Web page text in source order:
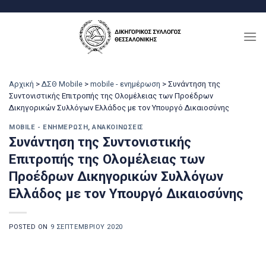
Αρχική > ΔΣΘ Mobile > mobile - ενημέρωση > Συνάντηση της
Συντονιστικής Επιτροπής της Ολομέλειας των Προέδρων
Δικηγορικών Συλλόγων Ελλάδος με τον Υπουργό Δικαιοσύνης
MOBILE - ΕΝΗΜΈΡΩΣΗ,ΑΝΑΚΟΙΝΏΣΕΙΣ
Συνάντηση της Συντονιστικής
Επιτροπής της Ολομέλειας των
Προέδρων Δικηγορικών Συλλόγων
Ελλάδος με τον Υπουργό Δικαιοσύνης
POSTED ON 9 ΣΕΠΤΕΜΒΡΊΟΥ 2020